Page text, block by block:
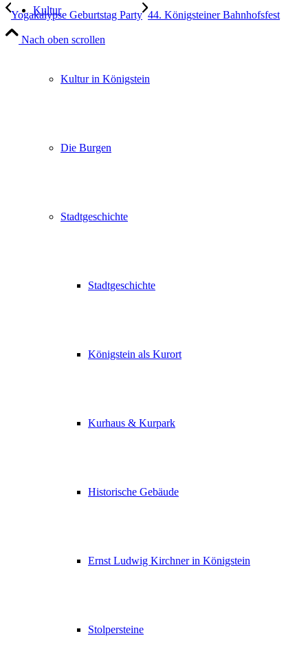
Kultur
Kultur in Königstein
Die Burgen
Stadtgeschichte
Stadtgeschichte
Königstein als Kurort
Kurhaus & Kurpark
Historische Gebäude
Ernst Ludwig Kirchner in Königstein
Stolpersteine
Yogakalypse Geburtstag Party 44. Königsteiner Bahnhofsfest
Nach oben scrollen